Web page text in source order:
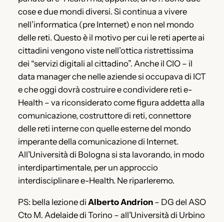
cose e due mondi diversi. Si continua a vivere
nell’informatica (pre Internet) e non nel mondo
delle reti. Questo è il motivo per cui le reti aperte ai
cittadini vengono viste nell’ottica ristrettissima
dei “servizi digitali al cittadino”. Anche il CIO – il
data manager che nelle aziende si occupava di ICT
e che oggi dovrà costruire e condividere reti e-
Health – va riconsiderato come figura addetta alla
comunicazione, costruttore di reti, connettore
delle reti interne con quelle esterne del mondo
imperante della comunicazione di Internet.
All’Università di Bologna si sta lavorando, in modo
interdipartimentale, per un approccio
interdisciplinare e-Health. Ne riparleremo.
PS: bella lezione di Alberto Andrion– DG del ASO
Cto M. Adelaide di Torino – all’Università di Urbino